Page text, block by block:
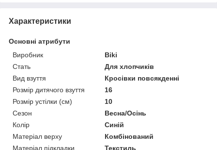
Характеристики
Основні атрибути
Виробник
Biki
Стать
Для хлопчиків
Вид взуття
Кросівки повсякденні
Розмір дитячого взуття
16
Розмір устілки (см)
10
Сезон
Весна/Осінь
Колір
Синій
Матеріал верху
Комбінований
Матеріал підкладки
Текстиль